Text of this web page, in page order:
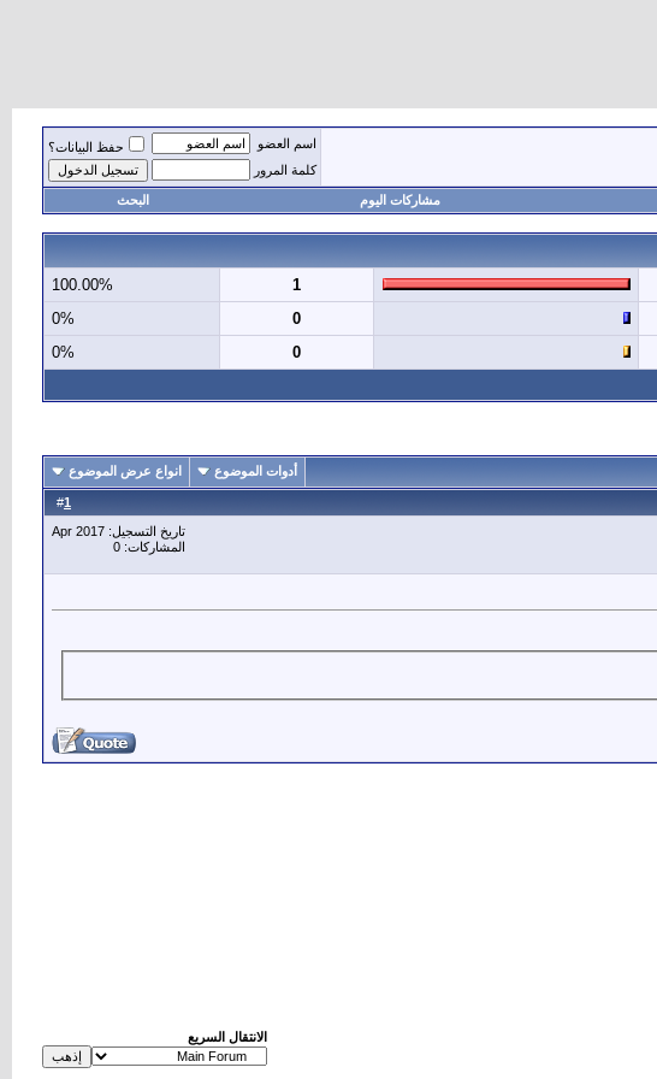
اسم العضو
حفظ البيانات؟
كلمة المرور
مشاركات اليوم البحث
1
100.00%
0
0%
0
0%
أدوات الموضوع انواع عرض الموضوع
1
تاريخ التسجيل: Apr 2017
المشاركات: 0
الانتقال السريع